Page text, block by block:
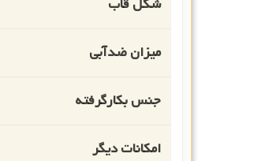
شکل قاب
میزان ضدآبی
جنس بکارگرفته
امکانات دیگر